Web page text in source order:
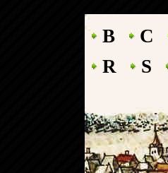
B C
R
S